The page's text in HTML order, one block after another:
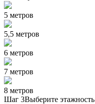
5 метров
5,5 метров
6 метров
7 метров
8 метров
Шаг 3Выберите этажность